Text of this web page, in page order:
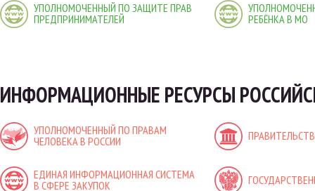
УПОЛНОМОЧЕННЫЙ ПО ЗАЩИТЕ ПРАВ
ПРЕДПРИНИМАТЕЛЕЙ
РЕБЁНКА В МО
ИНФОРМАЦИОННЫЕ РЕСУРСЫ
УПОЛНОМОЧЕННЫЙ ПО ПРАВАМ
ЧЕЛОВЕКА В РОССИИ
ЕДИНАЯ ИНФОРМАЦИОННАЯ СИСТЕМА
В СФЕРЕ ЗАКУПОК